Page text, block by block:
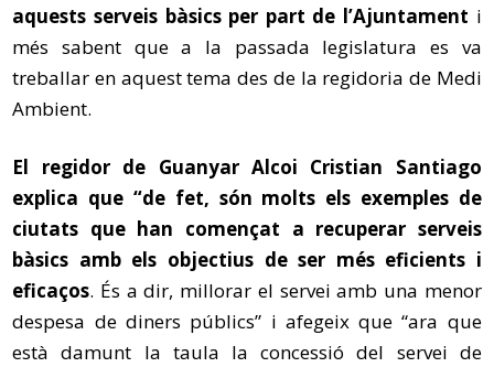
aquests serveis bàsics per part de l’Ajuntament i
més sabent que a la passada legislatura es va
treballar en aquest tema des de la regidoria de Medi
Ambient.
El regidor de Guanyar Alcoi Cristian Santiago
explica que “de fet, són molts els exemples de
ciutats que han començat a recuperar serveis
bàsics amb els objectius de ser més eficients i
eficaços. És a dir, millorar el servei amb una menor
despesa de diners públics” i afegeix que “ara que
està damunt la taula la concessió del servei de